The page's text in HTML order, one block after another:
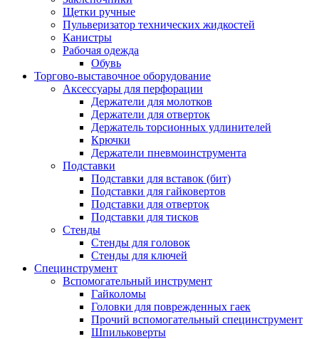
Щетки ручные
Пульверизатор технических жидкостей
Канистры
Рабочая одежда
Обувь
Торгово-выставочное оборудование
Аксессуары для перфорации
Держатели для молотков
Держатели для отверток
Держатель торсионных удлинителей
Крючки
Держатели пневмоинструмента
Подставки
Подставки для вставок (бит)
Подставки для гайковертов
Подставки для отверток
Подставки для тисков
Стенды
Стенды для головок
Стенды для ключей
Специнструмент
Вспомогательный инструмент
Гайколомы
Головки для поврежденных гаек
Прочий вспомогательный специнструмент
Шпильковерты